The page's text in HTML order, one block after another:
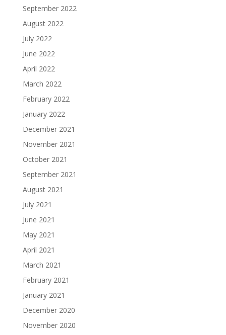
September 2022
August 2022
July 2022
June 2022
April 2022
March 2022
February 2022
January 2022
December 2021
November 2021
October 2021
September 2021
August 2021
July 2021
June 2021
May 2021
April 2021
March 2021
February 2021
January 2021
December 2020
November 2020